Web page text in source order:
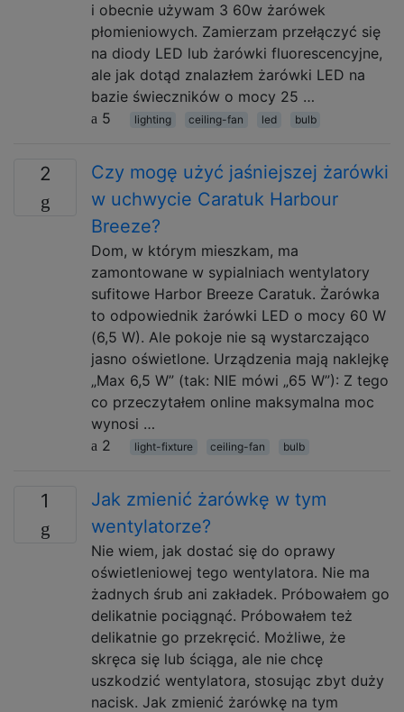
i obecnie używam 3 60w żarówek
płomieniowych. Zamierzam przełączyć się
na diody LED lub żarówki fluorescencyjne,
ale jak dotąd znalazłem żarówki LED na
bazie świeczników o mocy 25 …
5
lighting ceiling-fan led bulb
2
Czy mogę użyć jaśniejszej żarówki
w uchwycie Caratuk Harbour
Breeze?
Dom, w którym mieszkam, ma
zamontowane w sypialniach wentylatory
sufitowe Harbor Breeze Caratuk. Żarówka
to odpowiednik żarówki LED o mocy 60 W
(6,5 W). Ale pokoje nie są wystarczająco
jasno oświetlone. Urządzenia mają naklejkę
„Max 6,5 W” (tak: NIE mówi „65 W”): Z tego
co przeczytałem online maksymalna moc
wynosi …
2
light-fixture ceiling-fan bulb
1
Jak zmienić żarówkę w tym
wentylatorze?
Nie wiem, jak dostać się do oprawy
oświetleniowej tego wentylatora. Nie ma
żadnych śrub ani zakładek. Próbowałem go
delikatnie pociągnąć. Próbowałem też
delikatnie go przekręcić. Możliwe, że
skręca się lub ściąga, ale nie chcę
uszkodzić wentylatora, stosując zbyt duży
nacisk. Jak zmienić żarówkę na tym